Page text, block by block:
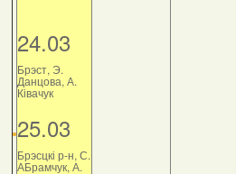
24.03
Брэст, Э.
Данцова, А.
Ківачук
25.03
Брэсцкі р-н, С.
АБрамчук, А.